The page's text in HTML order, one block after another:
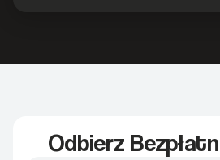
Odbierz